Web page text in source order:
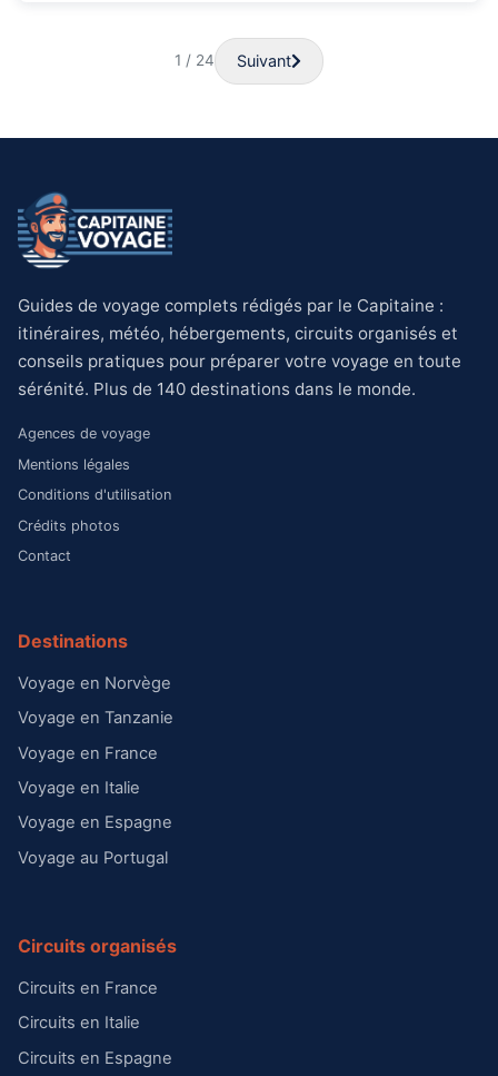
1 / 24 Suivant
Guides de voyage complets rédigés par le Capitaine :
itinéraires, météo, hébergements, circuits organisés et
conseils pratiques pour préparer votre voyage en toute
sérénité. Plus de 140 destinations dans le monde.
Agences de voyage
Mentions légales
Conditions d'utilisation
Crédits photos
Contact
Destinations
Voyage en Norvège
Voyage en Tanzanie
Voyage en France
Voyage en Italie
Voyage en Espagne
Voyage au Portugal
Circuits organisés
Circuits en France
Circuits en Italie
Circuits en Espagne